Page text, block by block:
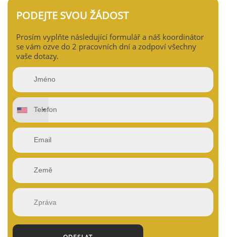
PODEJTE SVOU ŽÁDOST
Prosím vyplňte následující formulář a náš koordinátor
se vám ozve do 2 pracovních dní a zodpoví všechny
vaše dotazy.